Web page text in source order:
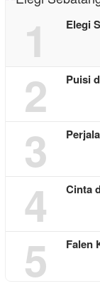
1 Elegi
2 Puisi
3
4 Cinta
5 Falen